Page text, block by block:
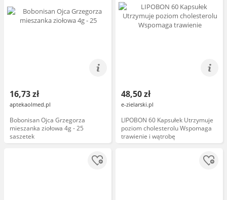
16,73 zł
aptekaolmed.pl
Bobonisan Ojca Grzegorza
mieszanka ziołowa 4g - 25
saszetek
48,50 zł
e-zielarski.pl
LIPOBON 60 Kapsułek Utrzymuje
poziom cholesterolu Wspomaga
trawienie i wątrobę